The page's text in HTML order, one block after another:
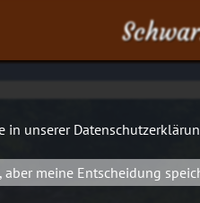
in unserer
meine Entscheidung